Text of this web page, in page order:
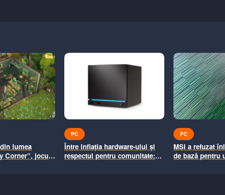
lumea
Corner”, jocul
PC
Între inflația hardware-ului și
respectul pentru comunitate:
PC
MSI a refuzat
de bază pentru